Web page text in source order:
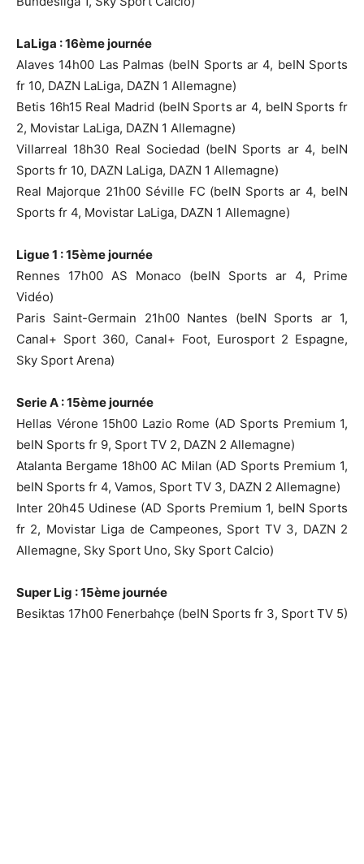
LaLiga : 16ème journée
Alaves 14h00 Las Palmas (beIN Sports ar 4, beIN Sports
fr 10, DAZN LaLiga, DAZN 1 Allemagne)
Betis 16h15 Real Madrid (beIN Sports ar 4, beIN Sports fr
2, Movistar LaLiga, DAZN 1 Allemagne)
Villarreal 18h30 Real Sociedad (beIN Sports ar 4, beIN
Sports fr 10, DAZN LaLiga, DAZN 1 Allemagne)
Real Majorque 21h00 Séville FC (beIN Sports ar 4, beIN
Sports fr 4, Movistar LaLiga, DAZN 1 Allemagne)
Ligue 1 : 15ème journée
Rennes 17h00 AS Monaco (beIN Sports ar 4, Prime
Vidéo)
Paris Saint-Germain 21h00 Nantes (beIN Sports ar 1,
Canal+ Sport 360, Canal+ Foot, Eurosport 2 Espagne,
Sky Sport Arena)
Serie A : 15ème journée
Hellas Vérone 15h00 Lazio Rome (AD Sports Premium 1,
beIN Sports fr 9, Sport TV 2, DAZN 2 Allemagne)
Atalanta Bergame 18h00 AC Milan (AD Sports Premium 1,
beIN Sports fr 4, Vamos, Sport TV 3, DAZN 2 Allemagne)
Inter 20h45 Udinese (AD Sports Premium 1, beIN Sports
fr 2, Movistar Liga de Campeones, Sport TV 3, DAZN 2
Allemagne, Sky Sport Uno, Sky Sport Calcio)
Super Lig : 15ème journée
Besiktas 17h00 Fenerbahçe (beIN Sports fr 3, Sport TV 5)